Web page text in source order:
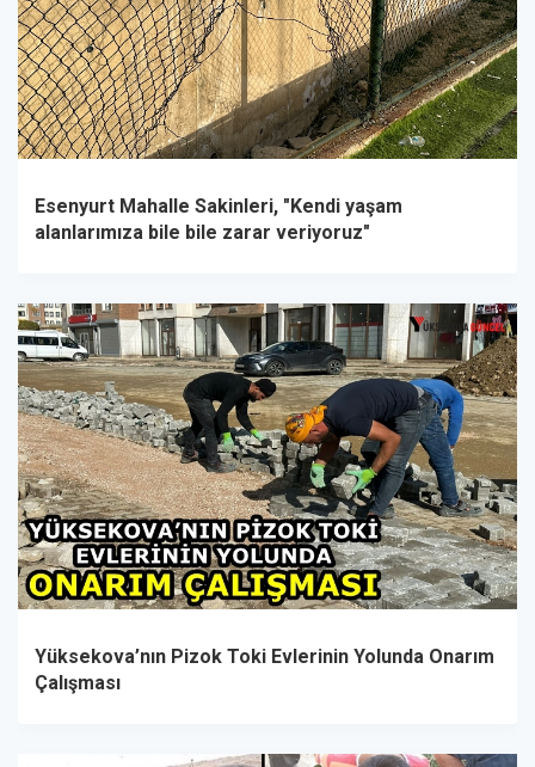
Esenyurt Mahalle Sakinleri, "Kendi yaşam
alanlarımıza bile bile zarar veriyoruz"
Yüksekova’nın Pizok Toki Evlerinin Yolunda Onarım
Çalışması